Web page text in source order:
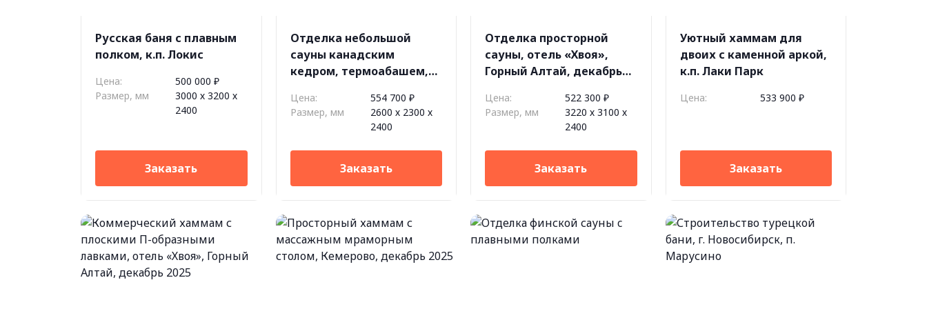
Русская баня c плавным
полком, к.п. Локис
Цена:
500 000 ₽
Размер, мм
3000 х 3200 х
2400
Заказать
Отделка небольшой
сауны канадским
кедром, термоабашем,
Park
Цена:
554 700 ₽
Размер, мм
2600 х 2300 х
2400
Заказать
Отделка просторной
сауны, отель «Хвоя»,
Горный Алтай, декабрь
Цена:
522 300 ₽
Размер, мм
3220 х 3100 х
2400
Заказать
Уютный хаммам для
двоих с каменной аркой,
к.п. Лаки Парк
Цена: 533 900 ₽
Заказать